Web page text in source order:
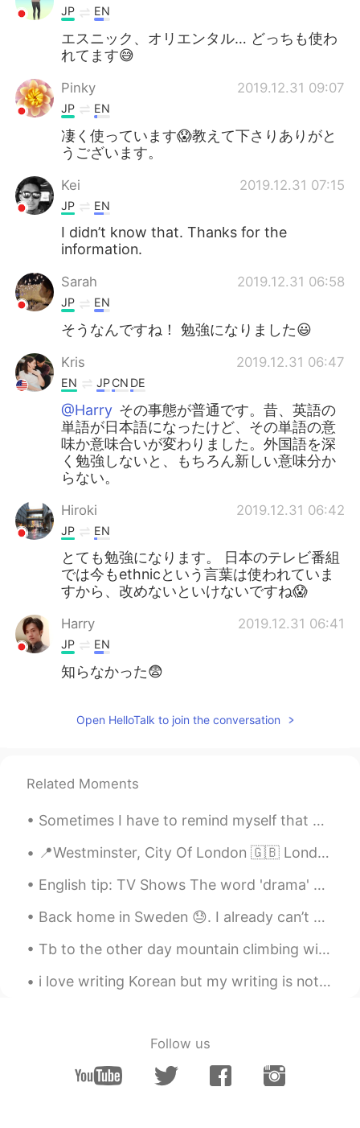
JP EN
エスニック、オリエンタル… どっちも使わ
れてます😅
Pinky 2019.12.31 09:07
JP EN
凄く使っています😱教えて下さりありがと
うございます。
Kei 2019.12.31 07:15
JP EN
I didn’t know that. Thanks for the
information.
Sarah 2019.12.31 06:58
JP EN
そうなんですね！ 勉強になりました😃
Kris 2019.12.31 06:47
EN JPCN DE
@Harry その事態が普通です。昔、英語の
単語が日本語になったけど、その単語の意
味か意味合いが変わりました。外国語を深
く勉強しないと、もちろん新しい意味分か
らない。
Hiroki 2019.12.31 06:42
JP EN
とても勉強になります。 日本のテレビ番組
では今もethnicという言葉は使われていま
すから、改めないといけないですね😱
Harry 2019.12.31 06:41
JP EN
知らなかった😨
Open HelloTalk to join the conversation
Related Moments
Sometimes I have to remind myself that mental states pass. Physical states pass. If I simply...
📍Westminster, City Of London 🇬🇧 London Eye, Big Ben (under construction 😏), Climate Demonstration...
English tip: TV Shows The word 'drama' doesn't mean 'TV show'. It is a genre. Just like comedy,...
Back home in Sweden 😓. I already can’t wait to go back to Japan and I wanna thank everyone from H...
Tb to the other day mountain climbing with my family in my local area. Have you ever climbed a ...
i love writing Korean but my writing is not good , actually i don't practice alot i envy peo...
Follow us